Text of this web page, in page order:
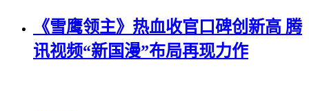
《雪鹰领主》热血收官口碑创新高 腾
讯视频“新国漫”布局再现力作